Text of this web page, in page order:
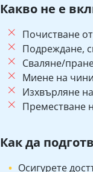
Какво не е
Почистване
Подреждане,
Сваляне/
Миене на
Изхвърляне
Преместване
Как да
Осигурете